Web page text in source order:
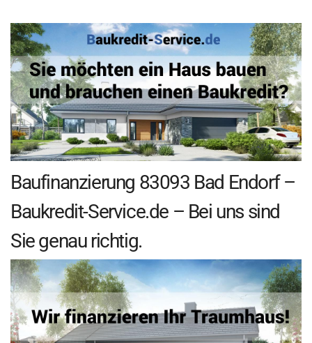
Baufinanzierung 83093 Bad Endorf –
Baukredit-Service.de – Bei uns sind
Sie genau richtig.